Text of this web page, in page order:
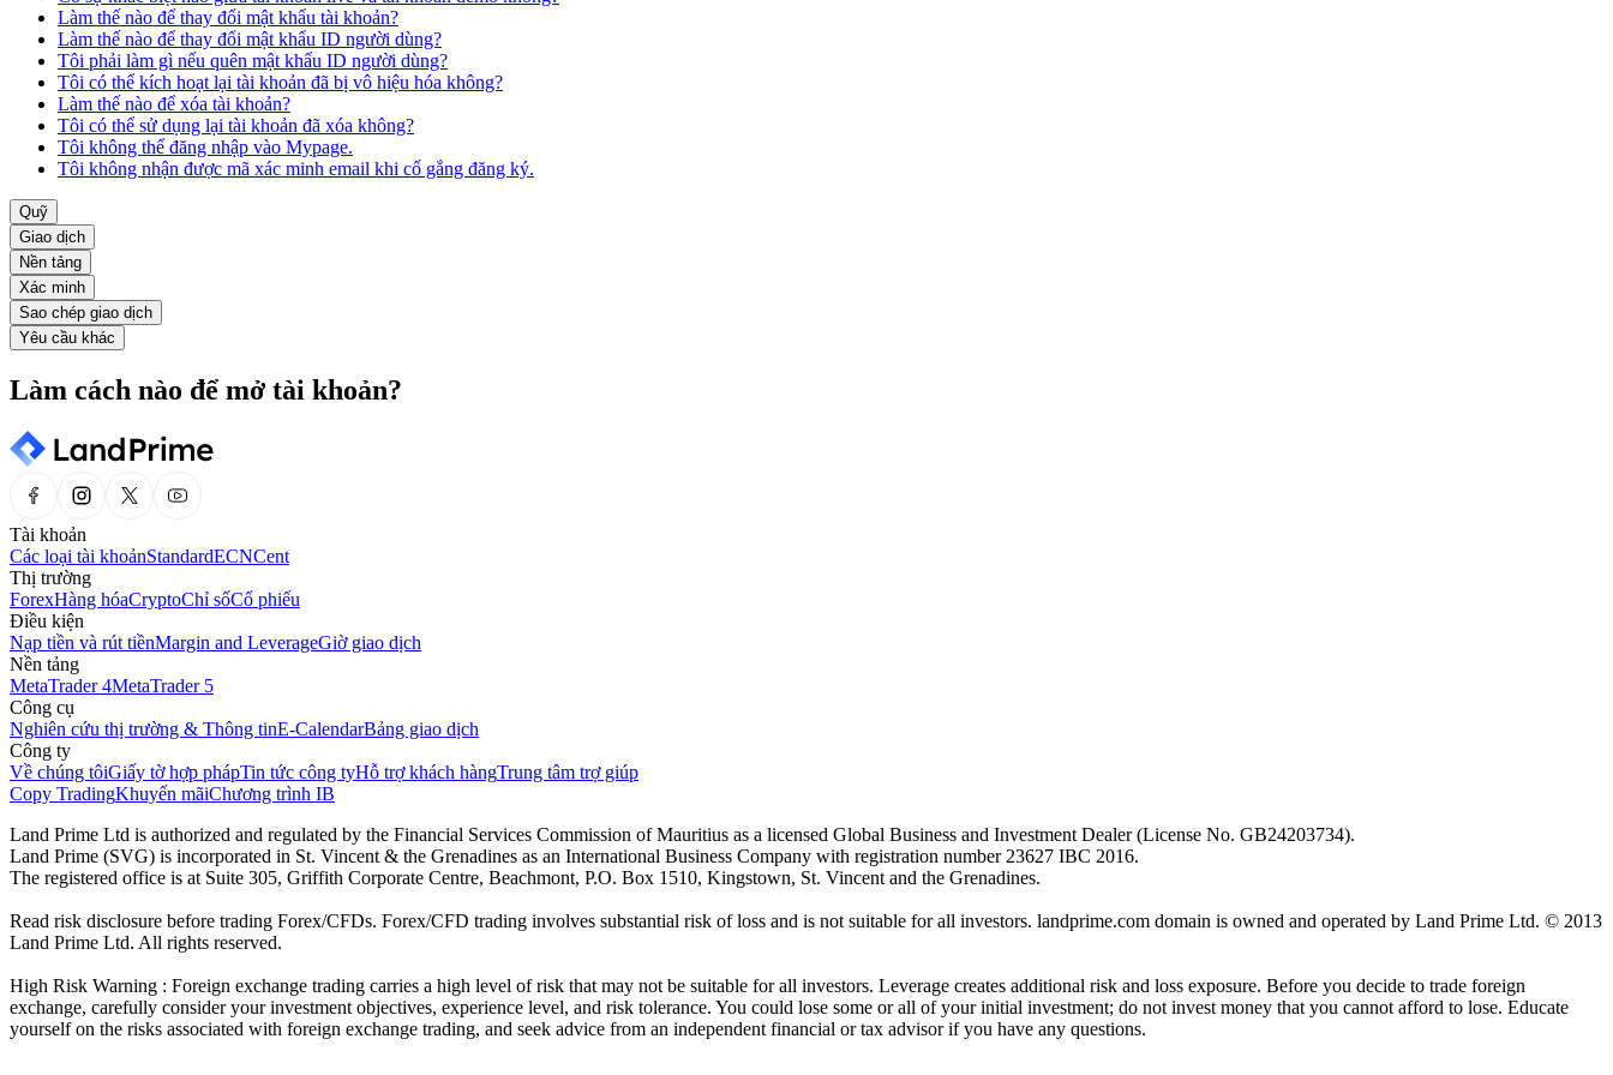
Làm thế nào để thay đổi mật khẩu tài khoản?
Làm thế nào để thay đổi mật khẩu ID người dùng?
Tôi phải làm gì nếu quên mật khẩu ID người dùng?
Tôi có thể kích hoạt lại tài khoản đã bị vô hiệu hóa không?
Làm thế nào để xóa tài khoản?
Tôi có thể sử dụng lại tài khoản đã xóa không?
Tôi không thể đăng nhập vào Mypage.
Tôi không nhận được mã xác minh email khi cố gắng đăng ký.
Quỹ
Giao dịch
Nền tảng
Xác minh
Sao chép giao dịch
Yêu cầu khác
Làm cách nào để mở tài khoản?
Tài khoản
Các loại tài khoảnStandardECNCent
Thị trường
ForexHàng hóaCryptoChỉ sốCổ phiếu
Điều kiện
Nạp tiền và rút tiềnMargin and LeverageGiờ giao dịch
Nền tảng
MetaTrader 4MetaTrader 5
Công cụ
Nghiên cứu thị trường & Thông tinE-CalendarBảng giao dịch
Công ty
Về chúng tôiGiấy tờ hợp phápTin tức công tyHỗ trợ khách hàngTrung tâm trợ giúp
Copy TradingKhuyến mãiChương trình IB
Land Prime Ltd is authorized and regulated by the Financial Services Commission of Mauritius as a licensed Global Business and Investment Dealer (License No. GB24203734).
Land Prime (SVG) is incorporated in St. Vincent & the Grenadines as an International Business Company with registration number 23627 IBC 2016.
The registered office is at Suite 305, Griffith Corporate Centre, Beachmont, P.O. Box 1510, Kingstown, St. Vincent and the Grenadines.
Read risk disclosure before trading Forex/CFDs. Forex/CFD trading involves substantial risk of loss and is not suitable for all investors. landprime.com domain is owned and operated by Land Prime Ltd. © 2013
Land Prime Ltd. All rights reserved.
High Risk Warning : Foreign exchange trading carries a high level of risk that may not be suitable for all investors. Leverage creates additional risk and loss exposure. Before you decide to trade foreign
exchange, carefully consider your investment objectives, experience level, and risk tolerance. You could lose some or all of your initial investment; do not invest money that you cannot afford to lose. Educate
yourself on the risks associated with foreign exchange trading, and seek advice from an independent financial or tax advisor if you have any questions.